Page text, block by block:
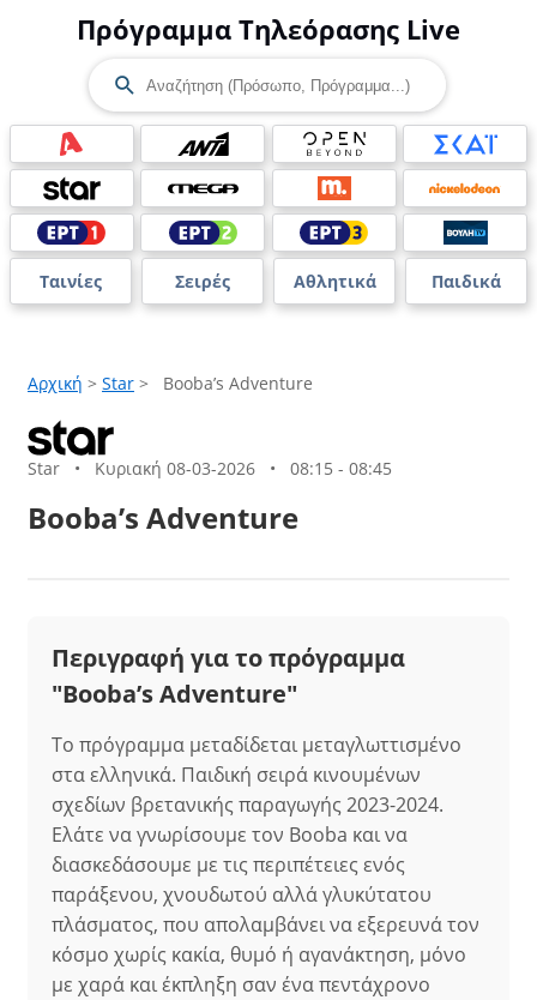
Πρόγραμμα Τηλεόρασης Live
Ταινίες Σειρές Αθλητικά Παιδικά
Αρχική > Star > Booba’s Adventure
Star • Κυριακή 08-03-2026 • 08:15 - 08:45
Booba’s Adventure
Περιγραφή για το πρόγραμμα
"Booba’s Adventure"
Το πρόγραμμα μεταδίδεται μεταγλωττισμένο
στα ελληνικά. Παιδική σειρά κινουμένων
σχεδίων βρετανικής παραγωγής 2023-2024.
Ελάτε να γνωρίσουμε τον Booba και να
διασκεδάσουμε με τις περιπέτειες ενός
παράξενου, χνουδωτού αλλά γλυκύτατου
πλάσματος, που απολαμβάνει να εξερευνά τον
κόσμο χωρίς κακία, θυμό ή αγανάκτηση, μόνο
με χαρά και έκπληξη σαν ένα πεντάχρονο